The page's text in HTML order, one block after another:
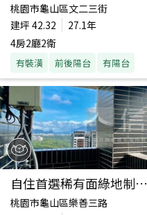
桃園市龜山區文二三街
建坪 42.32
27.1年
4房2廳2衛
有裝潢 前後陽台 有陽台
自住首選稀有面綠地制震宅
桃園市龜山區樂善三路